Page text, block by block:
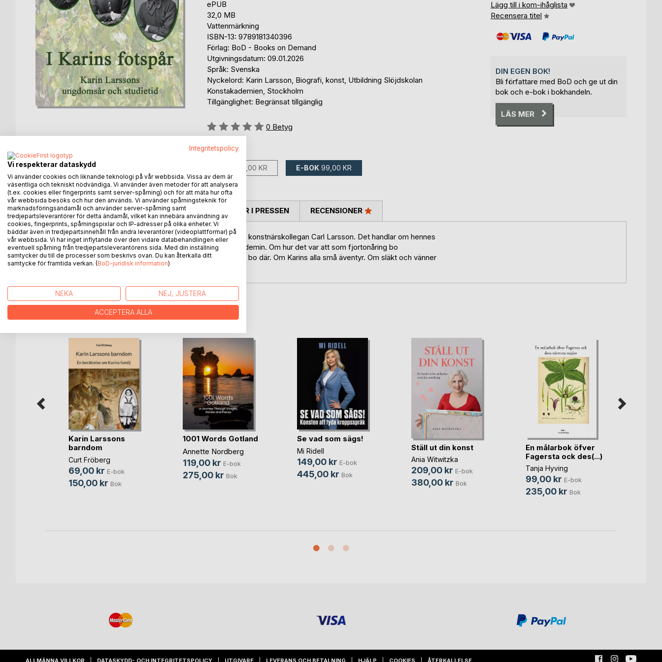
ePUB
32,0 MB
Vattenmärkning
ISBN-13: 9789181340396
Förlag: BoD - Books on Demand
Utgivningsdatum: 09.01.2026
Språk: Svenska
Nyckelord: Karin Larsson, Biografi, konst, Utbildning Slöjdskolan
Konstakademien, Stockholm
Tillgänglighet: Begränsat tillgänglig
Betyg::
0%
0 Betyg
finns som:
190,00 KR E-BOK 99,00 KR
Lägg till i kom-ihåglista
Recensera titel
DIN EGEN BOK!
Bli författare med BoD och ge ut din
bok och e-bok i bokhandeln.
LÄS MER
BESKRIVNING
Det här är en berättelse om Karin Bergöö, senare gift med konstnärskollegan Carl Larsson. Det handlar om hennes
fyra år på Slöjd-skolan och fem år av studier på Konstakademin. Om hur det var att som fjortonåring bo
inackorderad i Stockholm och sedan under nio år leva och bo där. Om Karins alla små äventyr. Om släkt och vänner
hon möter och om kamraterna på Konstakademin.
FÖRFATTARE KOMMENTARER I PRESSEN RECENSIONER
ANDRA TITLAR HOSBoD
Karin Larssons
barndom
Curt Fröberg
69,00 kr E-bok
150,00 kr Bok
1001 Words Gotland
Annette Nordberg
119,00 kr E-bok
275,00 kr Bok
Se vad som sägs!
Mi Ridell
149,00 kr E-bok
445,00 kr Bok
Ställ ut din konst
Ania Witwitzka
209,00 kr E-bok
380,00 kr Bok
En målarbok öfver
Fagersta ock des(...)
Tanja Hyving
99,00 kr E-bok
235,00 kr Bok
ALLMÄNNA VILLKOR DATASKYDD- OCH INTEGRITETSPOLICY UTGIVARE LEVERANS OCH BETALNING HJÄLP COOKIES ÅTERKALLELSE
Integritetspolicy
Vi respekterar dataskydd
Vi använder cookies och liknande teknologi på vår webbsida. Vissa av dem är
väsentliga och tekniskt nödvändiga. Vi använder även metoder för att analysera
(t.ex. cookies eller fingerprints samt server-spårning) och för att mäta hur ofta
vår webbsida besöks och hur den används. Vi använder spårningsteknik för
marknadsföringsändamål och använder server-spårning samt
tredjepartsleverantörer för detta ändamål, vilket kan innebära användning av
cookies, fingerprints, spårningspixlar och IP-adresser på olika enheter. Vi
bäddar även in tredjepartsinnehåll från andra leverantörer (videoplattformar) på
vår webbsida. Vi har inget inflytande över den vidare databehandlingen eller
eventuell spårning från tredjepartsleverantörens sida. Med din inställning
samtycker du till de processer som beskrivs ovan. Du kan återkalla ditt
samtycke för framtida verkan. (BoD-juridisk information)
NEKA NEJ, JUSTERA
ACCEPTERA ALLA